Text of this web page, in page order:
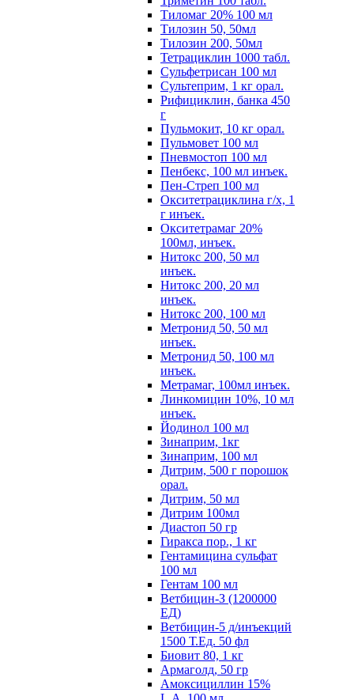
Тиломаг 20% 100 мл
Тилозин 50, 50мл
Тилозин 200, 50мл
Тетрациклин 1000 табл.
Сульфетрисан 100 мл
Сультеприм, 1 кг орал.
Рифициклин, банка 450
г
Пульмокит, 10 кг орал.
Пульмовет 100 мл
Пневмостоп 100 мл
Пенбекс, 100 мл инъек.
Пен-Стреп 100 мл
Окситетрациклина г/х, 1
г инъек.
Окситетрамаг 20%
100мл, инъек.
Нитокс 200, 50 мл
инъек.
Нитокс 200, 20 мл
инъек.
Нитокс 200, 100 мл
Метронид 50, 50 мл
инъек.
Метронид 50, 100 мл
инъек.
Метрамаг, 100мл инъек.
Линкомицин 10%, 10 мл
инъек.
Йодинол 100 мл
Зинаприм, 1кг
Зинаприм, 100 мл
Дитрим, 500 г порошок
орал.
Дитрим, 50 мл
Дитрим 100мл
Диастоп 50 гр
Гиракса пор., 1 кг
Гентамицина сульфат
100 мл
Гентам 100 мл
Ветбицин-З (1200000
ЕД)
Ветбицин-5 д/инъекций
1500 Т.Ед. 50 фл
Биовит 80, 1 кг
Армаголд, 50 гр
Амоксициллин 15%